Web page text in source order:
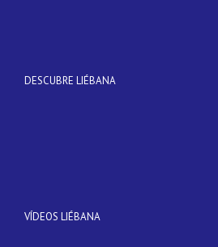
DESCUBRE LIÉBANA
VÍDEOS LIÉBANA